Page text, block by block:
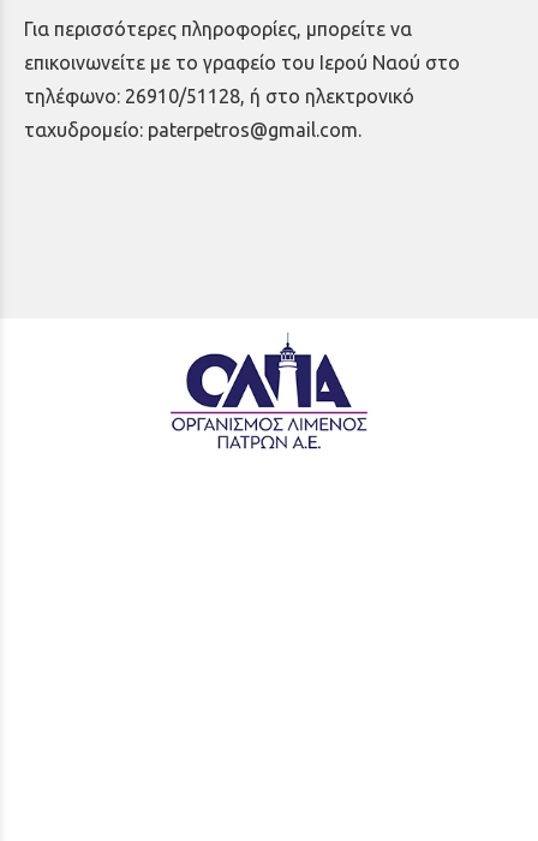
Για περισσότερες πληροφορίες, μπορείτε να
επικοινωνείτε με το γραφείο του Ιερού Ναού στο
τηλέφωνο: 26910/51128, ή στο ηλεκτρονικό
ταχυδρομείο: paterpetros@gmail.com.